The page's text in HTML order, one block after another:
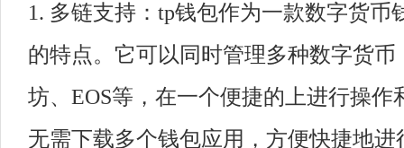
1. 多链支持：tp钱包作为一款数字货币
的特点。它可以同时管理多种数字货
坊、EOS等，在一个便捷的上进行操作
无需下载多个钱包应用，方便快捷地进